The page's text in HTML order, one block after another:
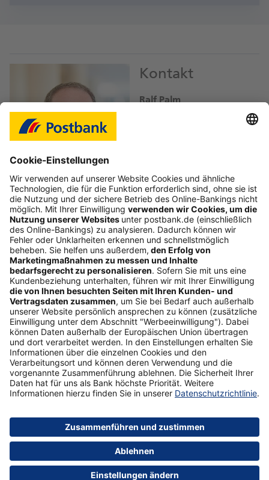
Kontakt
Ralf Palm
Folgen Sie uns
Postbank Newsletter
E-Mail-Adresse Abonnieren
Datenschutz
Über uns